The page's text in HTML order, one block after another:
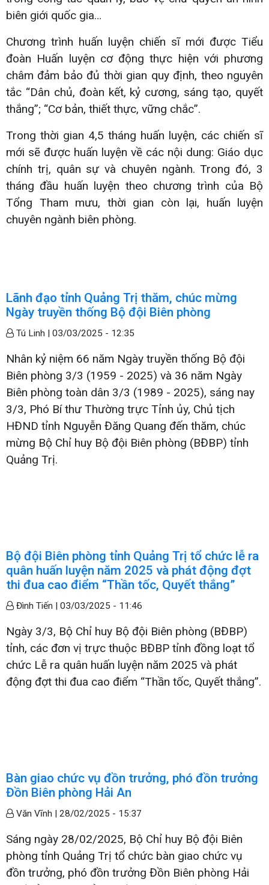
biên giới quốc gia…
Chương trình huấn luyện chiến sĩ mới được Tiểu
đoàn Huấn luyện cơ động thực hiện với phương
châm đảm bảo đủ thời gian quy định, theo nguyên
tắc “Dân chủ, đoàn kết, kỷ cương, sáng tạo, quyết
thắng”; “Cơ bản, thiết thực, vững chắc”.
Trong thời gian 4,5 tháng huấn luyện, các chiến sĩ
mới sẽ được huấn luyện về các nội dung: Giáo dục
chính trị, quân sự và chuyên ngành. Trong đó, 3
tháng đầu huấn luyện theo chương trình của Bộ
Tổng Tham mưu, thời gian còn lại, huấn luyện
chuyên ngành biên phòng.
Lãnh đạo tỉnh Quảng Trị thăm, chúc mừng
Ngày truyền thống Bộ đội Biên phòng
Tú Linh | 03/03/2025 - 12:35
Nhân kỷ niệm 66 năm Ngày truyền thống Bộ đội
Biên phòng 3/3 (1959 - 2025) và 36 năm Ngày
Biên phòng toàn dân 3/3 (1989 - 2025), sáng nay
3/3, Phó Bí thư Thường trực Tỉnh ủy, Chủ tịch
HĐND tỉnh Nguyễn Đăng Quang đến thăm, chúc
mừng Bộ Chỉ huy Bộ đội Biên phòng (BĐBP) tỉnh
Quảng Trị.
Bộ đội Biên phòng tỉnh Quảng Trị tổ chức lễ ra
quân huấn luyện năm 2025 và phát động đợt
thi đua cao điểm “Thần tốc, Quyết thắng”
Đình Tiến | 03/03/2025 - 11:46
Ngày 3/3, Bộ Chỉ huy Bộ đội Biên phòng (BĐBP)
tỉnh, các đơn vị trực thuộc BĐBP tỉnh đồng loạt tổ
chức Lễ ra quân huấn luyện năm 2025 và phát
động đợt thi đua cao điểm “Thần tốc, Quyết thắng”.
Bàn giao chức vụ đồn trưởng, phó đồn trưởng
Đồn Biên phòng Hải An
Văn Vĩnh | 28/02/2025 - 15:37
Sáng ngày 28/02/2025, Bộ Chỉ huy Bộ đội Biên
phòng tỉnh Quảng Trị tổ chức bàn giao chức vụ
đồn trưởng, phó đồn trưởng Đồn Biên phòng Hải